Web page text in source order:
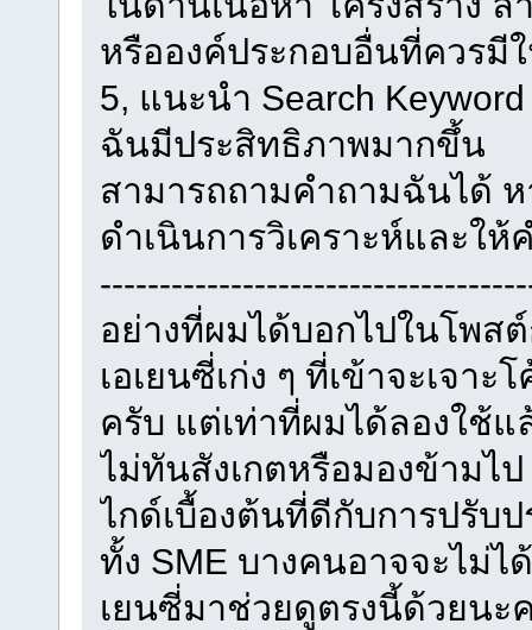
หรือองค์ประกอบอื่นที่ควรมี
5, แนะนำ Search
ฉันมีประสิทธิภาพมากขึ้น
สามารถถามคำถามฉันได้
ดำเนินการวิเคราะห์และให้
อย่างที่ผมได้บอกไปในโพส
เอเยนซี่เก่ง ๆ ที่เข้าจะเจาะ
ครับ แต่เท่าที่ผมได้ลองใช้
ไม่ทันสังเกตหรือมองข้ามไ
ไกด์เบื้องต้นที่ดีกับการปรับ
ทั้ง SME บางคนอาจจะไม่
เยนซี่มาช่วยดูตรงนี้ด้วยนะ